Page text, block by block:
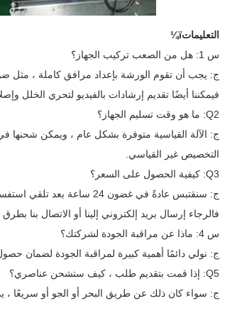
التعليماتï¼
س 1: هل من الصعب تركيب الجهاز؟
ج: يجب أن تقوم الورشة بإعداد مرافق كاملة ، مثل
فيمكننا أيضًا تقديم إرشادات بالفيديو لتحري الخلل
Q2: ما هو وقت تسليم الجهاز؟
التخصيص غير القياسي.
Q3: كيفية الحصول على السعر؟
ج: سنقتبس عادةً في غضون
فالرجاء إرسال بريد إلكتروني إلينا أو الاتصال
س 4: ماذا عن مراقبة الجودة لشركتك؟
ج: نولي دائمًا أهمية كبيرة لمراقبة الجودة لضمان
Q5: إذا قمت بتقديم طلب ، كيف ستشحن عناصري؟
ج: سواء كان ذلك عن طريق البحر أو الجو أو سريعًا ،